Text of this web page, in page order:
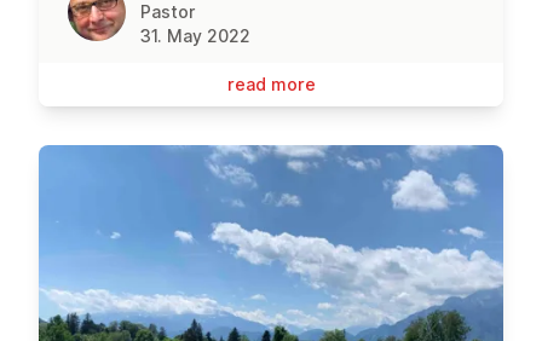
Pastor
31. May 2022
read more